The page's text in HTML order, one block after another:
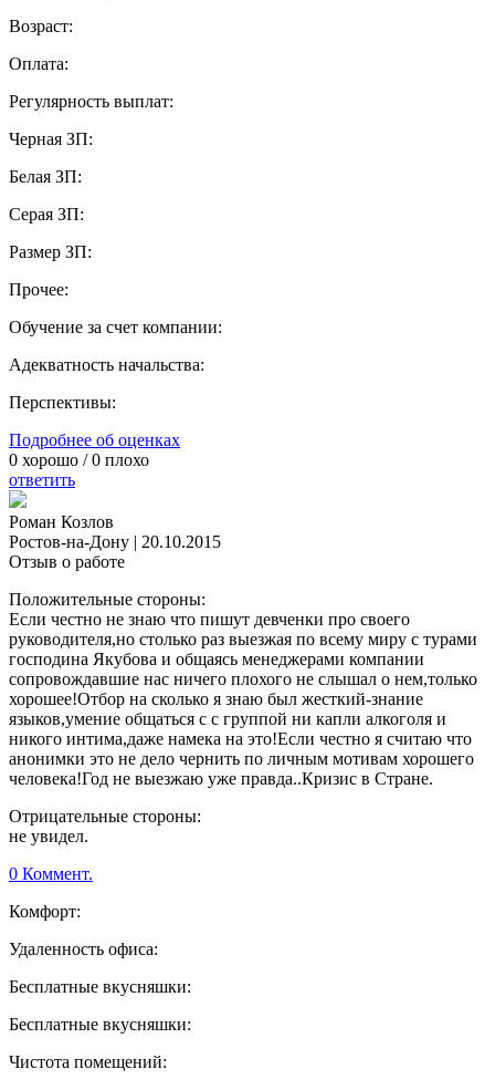
Возраст:
Оплата:
Регулярность выплат:
Черная ЗП:
Белая ЗП:
Серая ЗП:
Размер ЗП:
Прочее:
Обучение за счет компании:
Адекватность начальства:
Перспективы:
Подробнее об оценках
0 хорошо /0 плохо
ответить
Роман Козлов
Ростов-на-Дону | 20.10.2015
Отзыв о работе
Положительные стороны:
Если честно не знаю что пишут девченки про своего
руководителя,но столько раз выезжая по всему миру с турами
господина Якубова и общаясь менеджерами компании
сопровождавшие нас ничего плохого не слышал о нем,только
хорошее!Отбор на сколько я знаю был жесткий-знание
языков,умение общаться с с группой ни капли алкоголя и
никого интима,даже намека на это!Если честно я считаю что
анонимки это не дело чернить по личным мотивам хорошего
человека!Год не выезжаю уже правда..Кризис в Стране.
Отрицательные стороны:
не увидел.
0 Коммент.
Комфорт:
Удаленность офиса:
Бесплатные вкусняшки:
Бесплатные вкусняшки:
Чистота помещений: